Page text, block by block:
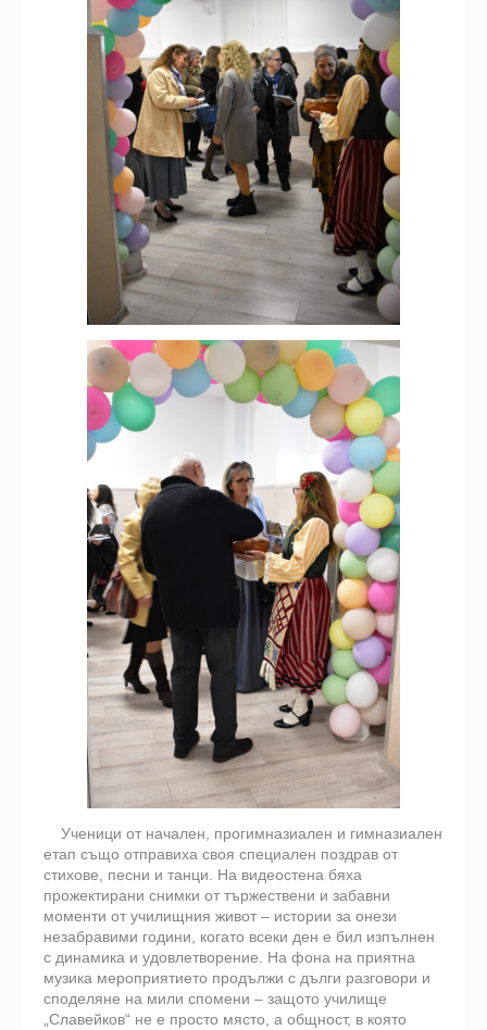
Ученици от начален, прогимназиален и гимназиален
етап също отправиха своя специален поздрав от
стихове, песни и танци. На видеостена бяха
прожектирани снимки от тържествени и забавни
моменти от училищния живот – истории за онези
незабравими години, когато всеки ден е бил изпълнен
с динамика и удовлетворение. На фона на приятна
музика мероприятието продължи с дълги разговори и
споделяне на мили спомени – защото училище
„Славейков“ не е просто място, а общност, в която